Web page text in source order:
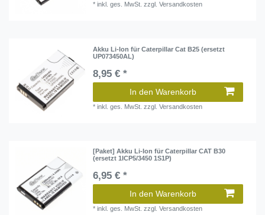
*inkl. ges. MwSt. zzgl.Versandkosten
Akku Li-Ion für Caterpillar Cat B25 (ersetzt
UP073450AL)
8,95 € *
In den Warenkorb
*inkl. ges. MwSt. zzgl.Versandkosten
[Paket] Akku Li-Ion für Caterpillar CAT B30
(ersetzt 1ICP5/3450 1S1P)
6,95 € *
In den Warenkorb
*inkl. ges. MwSt. zzgl.Versandkosten